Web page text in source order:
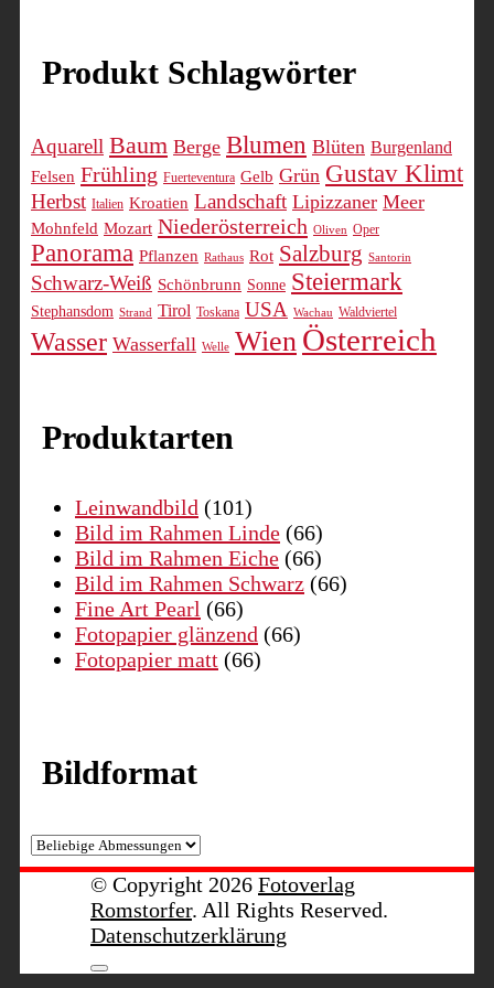
Produkt Schlagwörter
Aquarell Baum Berge Blumen Blüten Burgenland
Felsen Frühling Fuerteventura Gelb Grün Gustav Klimt
Herbst Italien Kroatien Landschaft Lipizzaner Meer
Mohnfeld Mozart Niederösterreich Oliven Oper
Panorama Pflanzen Rathaus Rot Salzburg Santorin
Schwarz-Weiß Schönbrunn Sonne Steiermark
Stephansdom Strand Tirol Toskana USA Wachau Waldviertel
Wasser Wasserfall Welle Wien Österreich
Produktarten
Leinwandbild (101)
Bild im Rahmen Linde (66)
Bild im Rahmen Eiche (66)
Bild im Rahmen Schwarz (66)
Fine Art Pearl (66)
Fotopapier glänzend (66)
Fotopapier matt (66)
Bildformat
© Copyright 2026 Fotoverlag
Romstorfer. All Rights Reserved.
Datenschutzerklärung